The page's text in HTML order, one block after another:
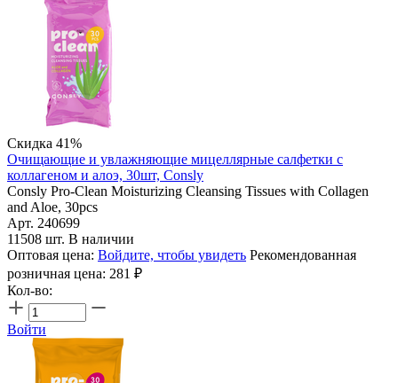
Скидка 41%
Очищающие и увлажняющие мицеллярные салфетки с
коллагеном и алоэ, 30шт, Consly
Consly Pro-Clean Moisturizing Cleansing Tissues with Collagen
and Aloe, 30pcs
Арт. 240699
11508 шт. В наличии
Оптовая цена: Войдите, чтобы увидеть Рекомендованная
розничная цена: 281 ₽
Кол-во:
Войти